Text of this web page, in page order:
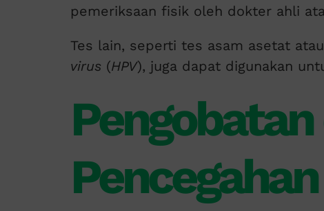
pemeriksaan fisik oleh dokter ahli
Tes lain, seperti tes asam asetat
virus (HPV), juga dapat digunakan